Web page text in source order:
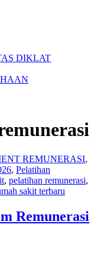
DIKLAT
REMUNERASI,
, Pelatihan
, pelatihan remunerasi,
sakit terbaru
Remunerasi